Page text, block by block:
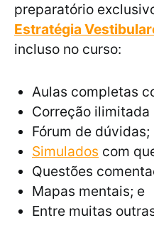
preparatório
Estratégia
incluso no curso:
Aulas completas
Correção ilimitada
Fórum de dúvidas;
Simulados com
Questões
Mapas mentais; e
Entre muitas